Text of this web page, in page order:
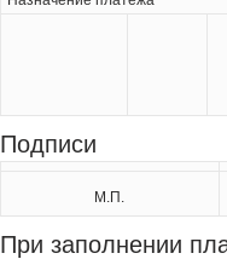
Подписи
М.П.
При заполнении